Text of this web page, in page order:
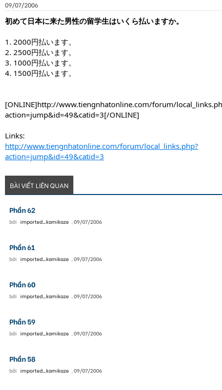
09/07/2006
初めて日本に来た男性の留学生はいくら払いますか。
1. 2000円払います。
2. 2500円払います。
3. 1000円払います。
4. 1500円払います。
[ONLINE]http://www.tiengnhatonline.com/forum/
action=jump&id=49&catid=3[/ONLINE]
Links:
http://www.tiengnhatonline.com/forum/local_links.php?
action=jump&id=49&catid=3
BÀI VIẾT LIÊN QUAN
Phần 62
bởi imported_kamikaze ,09/07/2006
Phần 61
bởi imported_kamikaze ,09/07/2006
Phần 60
bởi imported_kamikaze ,09/07/2006
Phần 59
bởi imported_kamikaze ,09/07/2006
Phần 58
bởi imported_kamikaze ,09/07/2006